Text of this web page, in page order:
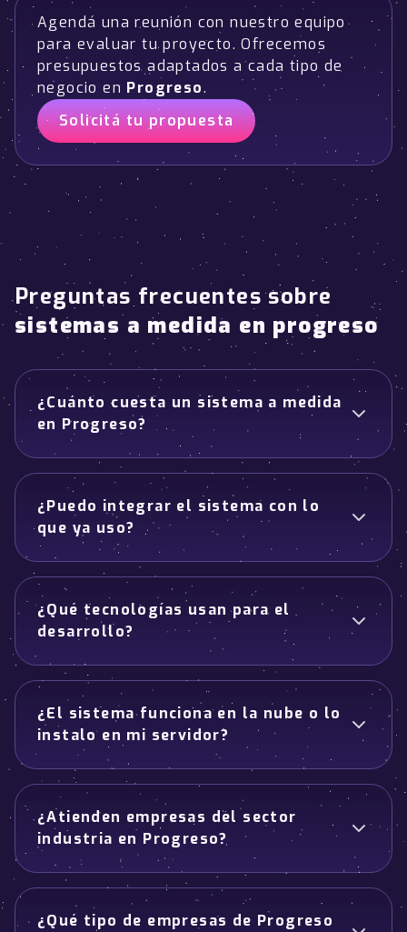
Agendá una reunión con nuestro equipo
para evaluar tu proyecto. Ofrecemos
presupuestos adaptados a cada tipo de
negocio en Progreso.
Solicitá tu propuesta
Preguntas frecuentes sobre
sistemas a medida en progreso
¿Cuánto cuesta un sistema a medida
en Progreso?
¿Puedo integrar el sistema con lo
que ya uso?
¿Qué tecnologías usan para el
desarrollo?
¿El sistema funciona en la nube o lo
instalo en mi servidor?
¿Atienden empresas del sector
industria en Progreso?
¿Qué tipo de empresas de Progreso